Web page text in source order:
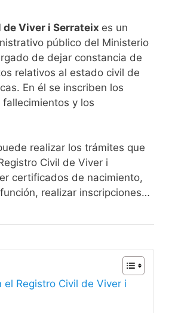
de Viver i Serrateix es un
público del Ministerio
de dejar constancia de
relativos al estado civil de
En él se inscriben los
y los
realizar los trámites que
Civil de Viver i
certificados de nacimiento,
realizar inscripciones…
el Registro Civil de Viver i